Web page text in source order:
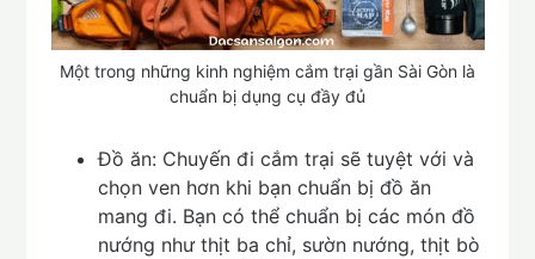
Một trong những kinh nghiệm cắm trại gần Sài Gòn là
chuẩn bị dụng cụ đầy đủ
Đồ ăn: Chuyến đi cắm trại sẽ tuyệt với và
chọn ven hơn khi bạn chuẩn bị đồ ăn
mang đi. Bạn có thể chuẩn bị các món đồ
nướng như thịt ba chỉ, sườn nướng, thịt bò